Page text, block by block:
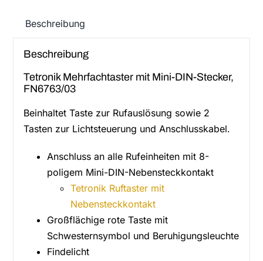
Beschreibung
Beschreibung
Tetronik Mehrfachtaster mit Mini-DIN-Stecker,
FN6763/03
Beinhaltet Taste zur Rufauslösung sowie 2
Tasten zur Lichtsteuerung und Anschlusskabel.
Anschluss an alle Rufeinheiten mit 8-
poligem Mini-DIN-Nebensteckkontakt
Tetronik Ruftaster mit
Nebensteckkontakt
Großflächige rote Taste mit
Schwesternsymbol und Beruhigungsleuchte
Findelicht